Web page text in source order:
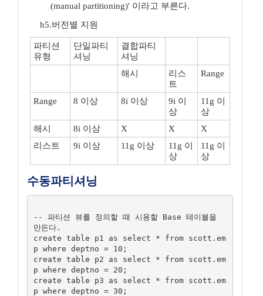
(manual partitioning)' 이라고 부른다.
h5.버전별 지원
파티션
유형
단일파티
셔닝
결합파티
셔닝
해시
리스
트
Range
Range 8 이상 8i 이상
9i 이
상
11g 이
상
해시
8i 이상 X X
X
리스트
9i 이상 11g 이상
11g 이
상
11g 이
상
수동파티셔닝
-- 파티션 뷰를 정의할 때 시용할 Base 테이블을
만든다.
create table p1 as select * from scott.em
p where deptno = 10;
create table p2 as select * from scott.em
p where deptno = 20;
create table p3 as select * from scott.em
p where deptno = 30;